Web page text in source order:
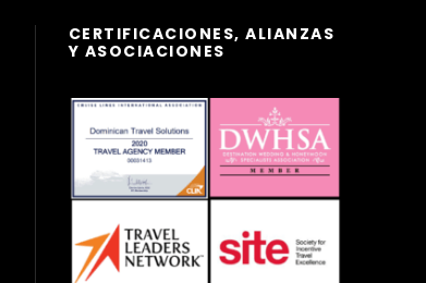
CERTIFICACIONES, ALIANZAS
Y ASOCIACIONES